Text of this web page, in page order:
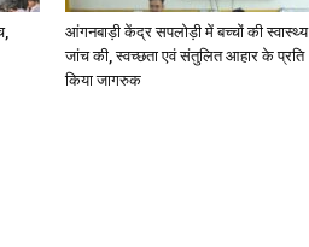
आंगनबाड़ी केंद्र सपलोड़ी में बच्चों की स्वास्थ्य
जांच की, स्वच्छता एवं संतुलित आहार के प्रति
किया जागरुक